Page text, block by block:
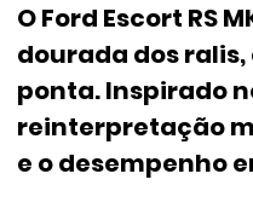
O Ford Escort RS
dourada dos
ponta. Inspirado
reinterpretação
e o desempenho